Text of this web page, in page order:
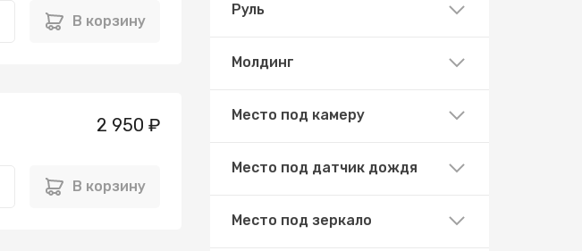
В корзину
2 950 ₽
В корзину
Руль
Молдинг
Место под камеру
Место под датчик дождя
Место под зеркало